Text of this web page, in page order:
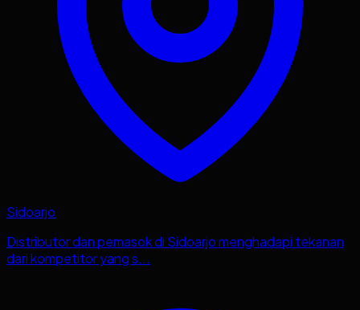
Sidoarjo
Distributor dan pemasok di Sidoarjo menghadapi tekanan
dari kompetitor yang s...